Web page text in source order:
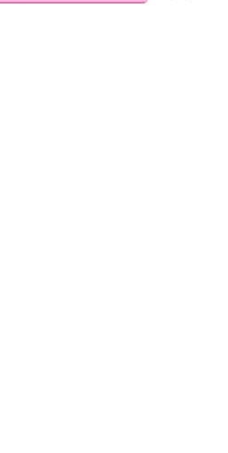
購買的電子書僅能以金石堂專屬